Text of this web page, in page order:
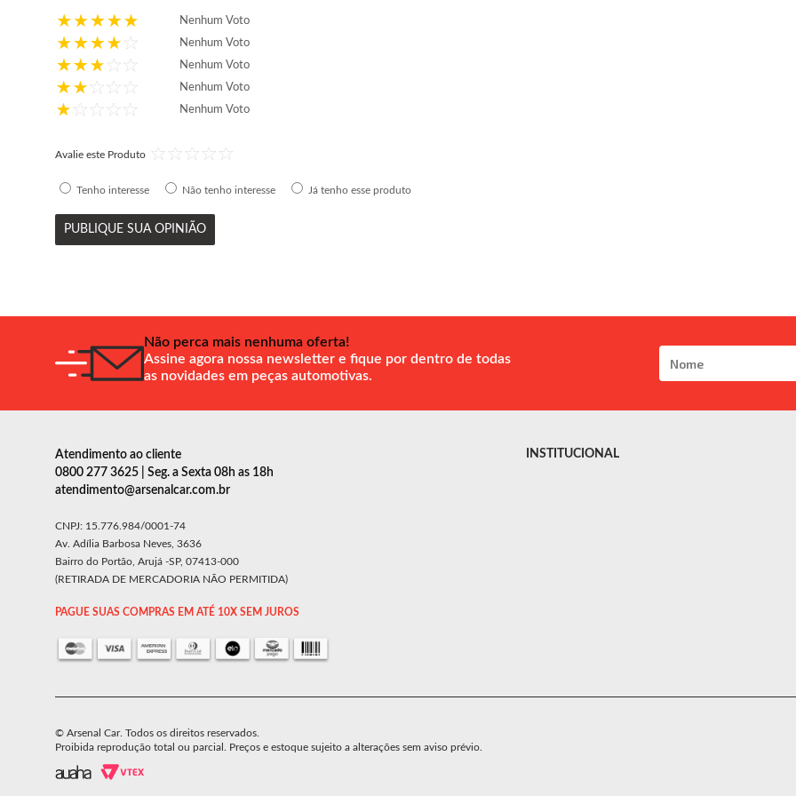
Nenhum Voto
Nenhum Voto
Nenhum Voto
Nenhum Voto
Nenhum Voto
Avalie este Produto
Tenho interesse Não tenho interesse Já tenho esse produto
PUBLIQUE SUA OPINIÃO
Não perca mais nenhuma oferta!
Assine agora nossa newsletter e fique por dentro de todas
as novidades em peças automotivas.
Atendimento ao cliente
0800 277 3625 | Seg. a Sexta 08h as 18h
atendimento@arsenalcar.com.br
CNPJ: 15.776.984/0001-74
Av. Adília Barbosa Neves, 3636
Bairro do Portão, Arujá -SP, 07413-000
(RETIRADA DE MERCADORIA NÃO PERMITIDA)
PAGUE SUAS COMPRAS EM ATÉ 10X SEM JUROS
INSTITUCIONAL
© Arsenal Car. Todos os direitos reservados.
Proibida reprodução total ou parcial. Preços e estoque sujeito a alterações sem aviso prévio.